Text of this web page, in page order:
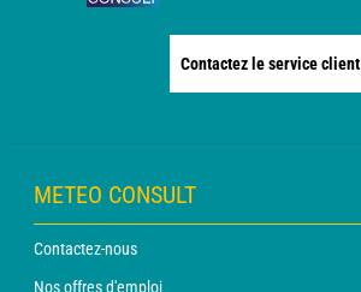
Contactez le service client
METEO CONSULT
Contactez-nous
Nos offres d'emploi